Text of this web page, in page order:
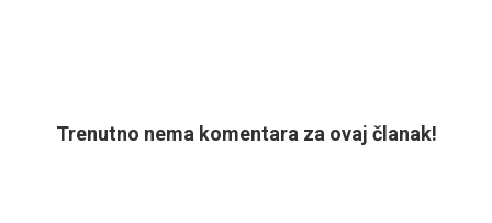
Trenutno nema komentara za ovaj članak!